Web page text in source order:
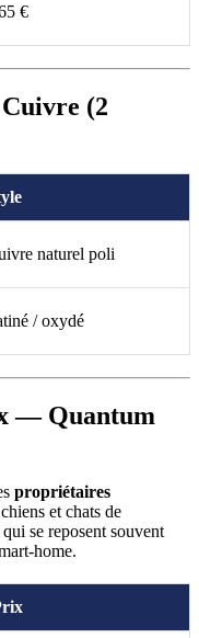
€
(2
naturel poli
/ oxydé
— Quantum
propriétaires
et chats de
se reposent souvent
home.